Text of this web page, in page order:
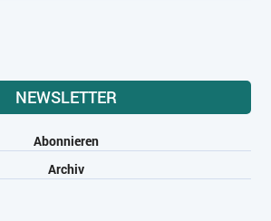
NEWSLETTER
Abonnieren
Archiv